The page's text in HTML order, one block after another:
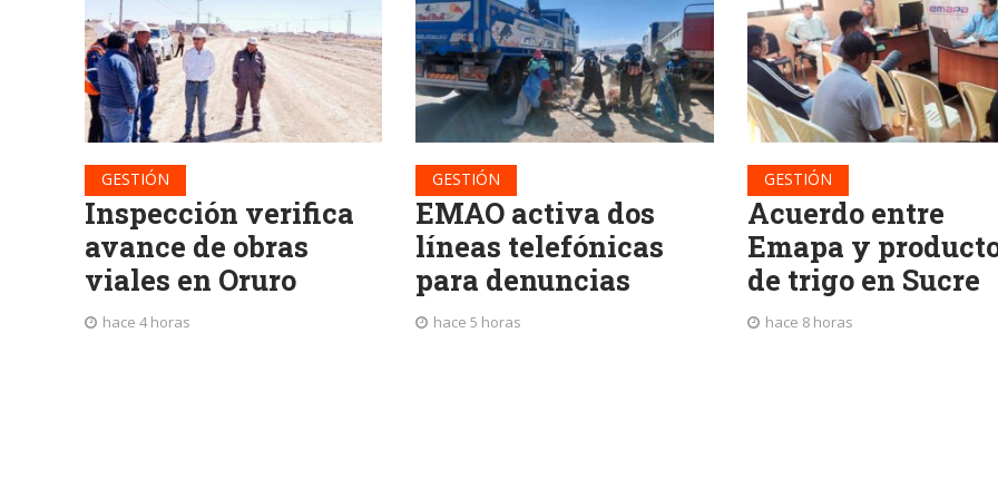
GESTIÓN
Inspección verifica
avance de obras
viales en Oruro
hace 4 horas
GESTIÓN
EMAO activa dos
líneas telefónicas
para denuncias
hace 5 horas
GESTIÓN
Acuerdo entre
Emapa y
de trigo en Sucre
hace 8 horas